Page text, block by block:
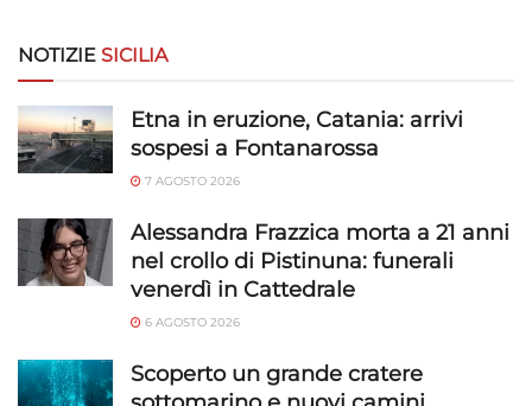
Abbinare e combinare dati provenienti da altre
fonti di dati, Collegare diversi dispositivi,
Identificare i dispositivi in base alle informazioni
Utilizzare dati di geolocalizzazione precisi,
Riconoscere i dispositivi in base a informazioni
richieste attivamente.
Garantire la sicurezza, prevenire e
NOTIZIE SICILIA
Etna in eruzione, Catania: arrivi
sospesi a Fontanarossa
7 AGOSTO 2026
Alessandra Frazzica morta a 21 anni
nel crollo di Pistinuna: funerali
venerdì in Cattedrale
6 AGOSTO 2026
Scoperto un grande cratere